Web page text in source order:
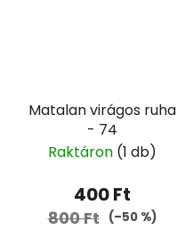
Matalan virágos ruha
- 74
Raktáron (1 db)
400 Ft
800 Ft (–50 %)